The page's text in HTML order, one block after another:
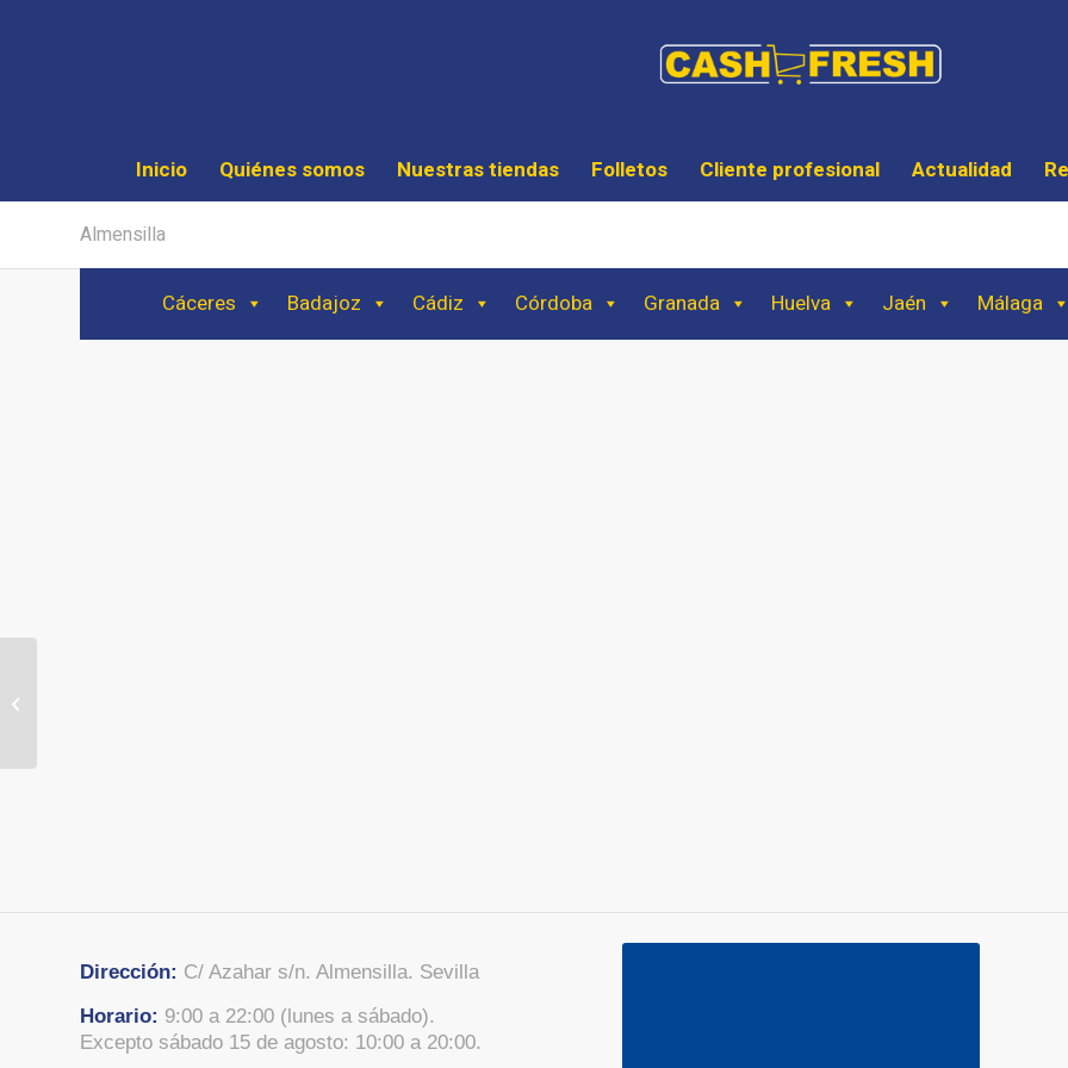
Inicio Quiénes somos Nuestras tiendas Folletos Cliente profesional Actualidad
Almensilla
Cáceres Badajoz Cádiz Córdoba Granada Huelva Jaén Málaga
Dirección: C/ Azahar s/n. Almensilla. Sevilla
Horario: 9:00 a 22:00 (lunes a sábado).
Excepto sábado 15 de agosto: 10:00 a 20:00.